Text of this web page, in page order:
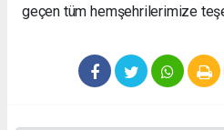
geçen tüm hemşehrilerimize